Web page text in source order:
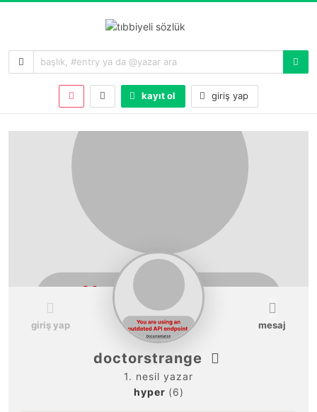
kayıt ol giriş yap
giriş yap mesaj
doctorstrange
1. nesil yazar
hyper (6)